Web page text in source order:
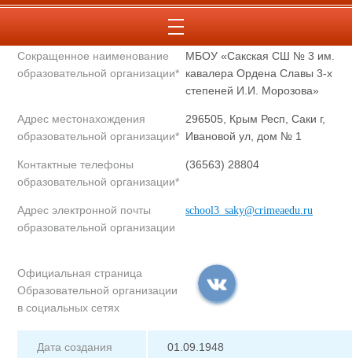
Морозова» города Саки
Сокращенное наименование
образовательной организации*
МБОУ «Сакская СШ № 3 им.
кавалера Ордена Славы 3-х
степеней И.И. Морозова»
Адрес местонахождения
образовательной организации*
296505, Крым Респ, Саки г,
Ивановой ул, дом № 1
Контактные телефоны
образовательной организации*
(36563) 28804
Адрес электронной почты
образовательной организации
school3_saky@crimeaedu.ru
Официальная страница
Образовательной организации
в социальных сетях
Дата создания
01.09.1948